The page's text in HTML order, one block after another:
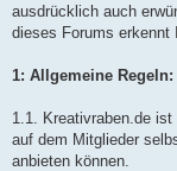
ausdrücklich auch
dieses Forums erkennt
1: Allgemeine Regeln:
1.1. Kreativraben.de ist
auf dem Mitglieder
anbieten können.